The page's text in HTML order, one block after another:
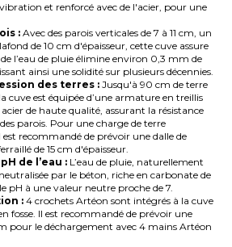
et renforcé avec de l'acier, pour une
: Avec des parois verticales de 7 à 11 cm, un
de 10 cm d'épaisseur, cette cuve assure
l’eau de pluie élimine environ 0,3 mm de
ainsi une solidité sur plusieurs décennies.
des terres : Jusqu'à 90 cm de terre
cuve est équipée d’une armature en treillis
de haute qualité, assurant la résistance
parois. Pour une charge de terre
recommandé de prévoir une dalle de
de 15 cm d'épaisseur.
de l’eau : L’eau de pluie, naturellement
par le béton, riche en carbonate de
pH à une valeur neutre proche de 7.
: 4 crochets Artéon sont intégrés à la cuve
fosse. Il est recommandé de prévoir une
pour le déchargement avec 4 mains Artéon